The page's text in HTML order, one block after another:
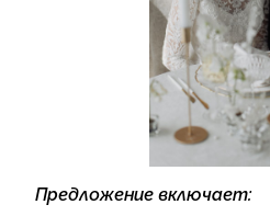
Предложение включает: